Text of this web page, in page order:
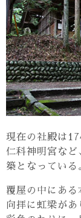
現在の社殿は
仁科神明宮など
築となっている
覆屋の中にある
向拝に虹梁があ